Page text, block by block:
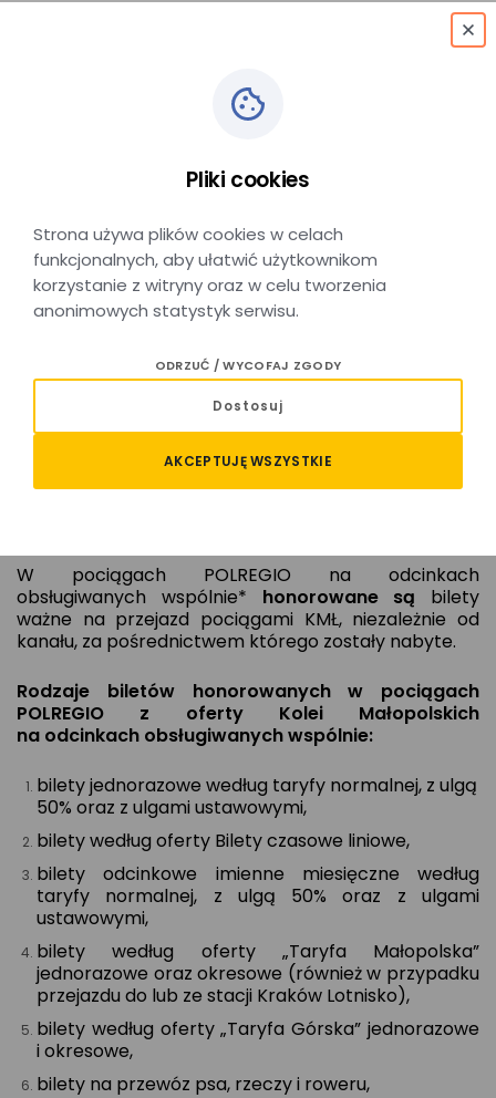
W pociągach POLREGIO
Honorowanie biletów Kolei Małopolskich
w pociągach POLREGIO.
W pociągach POLREGIO na odcinkach
obsługiwanych wspólnie* honorowane są bilety
ważne na przejazd pociągami KMŁ, niezależnie od
kanału, za pośrednictwem którego zostały nabyte.
Rodzaje biletów honorowanych w pociągach
POLREGIO z oferty Kolei Małopolskich
na odcinkach obsługiwanych wspólnie:
bilety jednorazowe według taryfy normalnej, z ulgą
50% oraz z ulgami ustawowymi,
bilety według oferty Bilety czasowe liniowe,
bilety odcinkowe imienne miesięczne według
taryfy normalnej, z ulgą 50% oraz z ulgami
ustawowymi,
bilety według oferty „Taryfa Małopolska”
jednorazowe oraz okresowe (również w przypadku
przejazdu do lub ze stacji Kraków Lotnisko),
bilety według oferty „Taryfa Górska” jednorazowe
i okresowe,
bilety na przewóz psa, rzeczy i roweru,
Pliki cookies
Strona używa plików cookies w celach
funkcjonalnych, aby ułatwić użytkownikom
korzystanie z witryny oraz w celu tworzenia
anonimowych statystyk serwisu.
ODRZUĆ / WYCOFAJ ZGODY
Dostosuj
AKCEPTUJĘ WSZYSTKIE